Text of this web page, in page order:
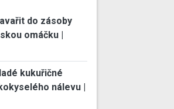
do zásoby
omáčku |
kukuřičné
nálevu |